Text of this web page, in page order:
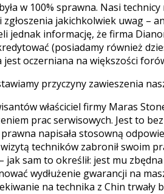
w 100% sprawna. Nasi
jakichkolwiek uwag –
jednak informację, że firma
(posiadamy również
oczerniana na większości
przyczyny zawieszenia
właściciel firmy Maras
prac serwisowych. Jest to
napisała stosowną
techników zabronił swoim
sam to określił: jest mu
wydłużenie gwarancji na
na technika z Chin trwały